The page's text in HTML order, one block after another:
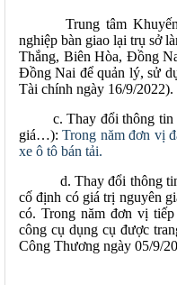
Trung tâm
nghiệp bàn giao lại trụ sở
Thắng, Biên Hòa, Đồng
Đồng Nai để quản lý, sử
Tài chính ngày 16/9/2022).
c. Thay đổi thông tin
giá…):Trong năm đơn vị
xe ô tô bán tải.
d. Thay đổi thông
cố định có giá trị nguyên
có. Trong năm đơn vị
công cụ dụng cụ được
Công Thương ngày 05/9/